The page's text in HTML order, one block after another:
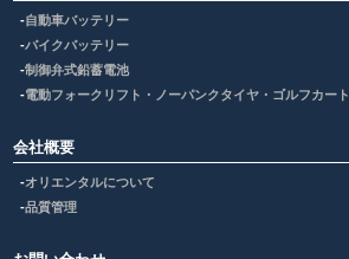
自動車バッテリー
バイクバッテリー
制御弁式鉛蓄電池
電動フォークリフト・ノーパンクタイヤ・ゴルフカート
会社概要
オリエンタルについて
品質管理